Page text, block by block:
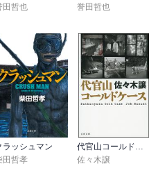
央
田哲也
誉田哲也
ラッシュマン
田哲孝
佐々木譲